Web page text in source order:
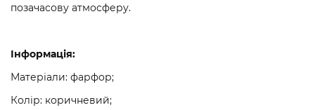
позачасову атмосферу.
Інформація:
Матеріали: фарфор;
Колір: коричневий;